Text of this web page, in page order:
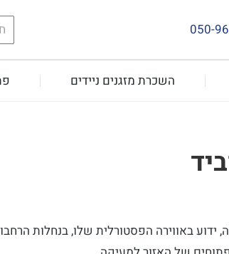
050-
השכרת מזגנים ניידים
באווירה הפסטורלית שלו, בנחלות